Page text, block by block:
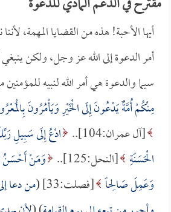
أيها الأحبة! هذه من القضايا المهمة،
أمر الدعوة إلى الله عز وجل، ولكن
سيما والدعوة هي أمر الله لنبيه
مِنْكُمْ أُمَّةٌ يَدْعُونَ إِلَى الْخَيْرِ وَيَأْمُرُونَ
[آل عمران:104]..
ادْعُ إِلَى سَبِيلِ
الْحَسَنَةِ [النحل:125]..
وَمَنْ أَحْسَنُ
وَعَمِلَ صَالِحاً [فصلت:33] (
من دعا